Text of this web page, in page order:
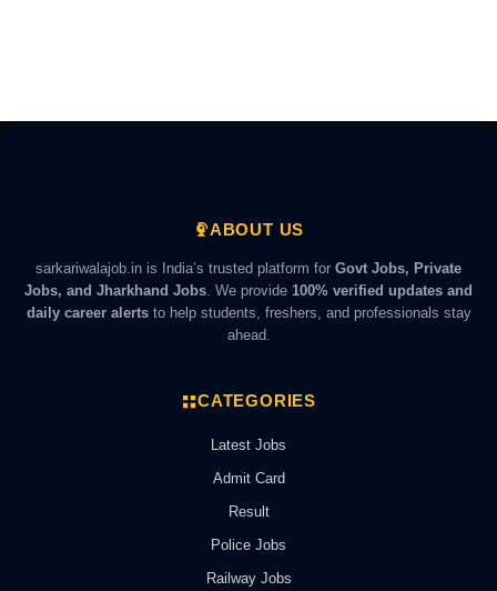
ABOUT US
sarkariwalajob.in is India’s trusted platform for Govt Jobs, Private
Jobs, and Jharkhand Jobs. We provide 100% verified updates and
daily career alertsto help students, freshers, and professionals stay
ahead.
CATEGORIES
Latest Jobs
Admit Card
Result
Police Jobs
Railway Jobs